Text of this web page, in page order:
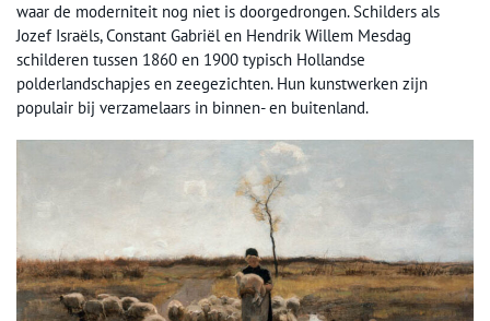
waar de moderniteit nog niet is doorgedrongen. Schilders als
Jozef Israëls, Constant Gabriël en Hendrik Willem Mesdag
schilderen tussen 1860 en 1900 typisch Hollandse
polderlandschapjes en zeegezichten. Hun kunstwerken zijn
populair bij verzamelaars in binnen- en buitenland.